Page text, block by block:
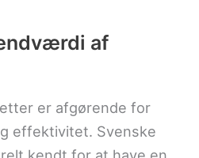
af
er afgørende for
effektivitet. Svenske